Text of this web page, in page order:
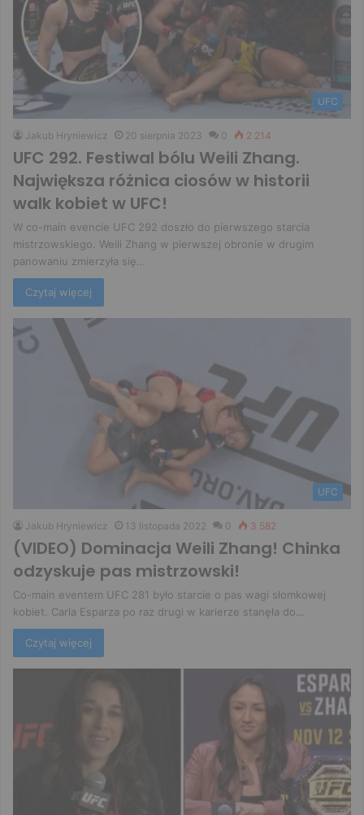
UFC
Jakub Hryniewicz 20 sierpnia 2023 0 2 214
UFC 292. Festiwal bólu Weili Zhang.
Największa różnica ciosów w historii
walk kobiet w UFC!
W co-main evencie UFC 292 doszło do pierwszego starcia
mistrzowskiego. Weili Zhang w pierwszej obronie w drugim
panowaniu zmierzyła się…
Czytaj więcej
UFC
Jakub Hryniewicz 13 listopada 2022 0 3 582
(VIDEO) Dominacja Weili Zhang! Chinka
odzyskuje pas mistrzowski!
Co-main eventem UFC 281 było starcie o pas wagi słomkowej
kobiet. Carla Esparza po raz drugi w karierze stanęła do…
Czytaj więcej